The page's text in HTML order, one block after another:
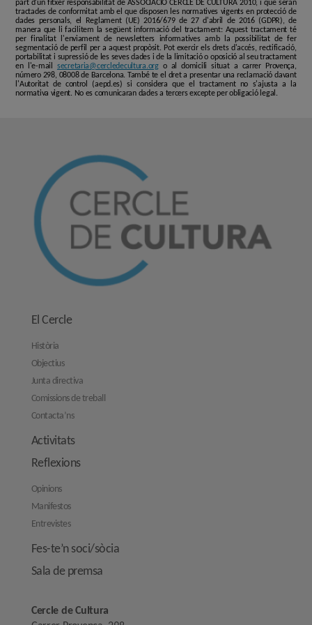
part d'un fitxer responsabilitat de ASSOCIACIÓ CERCLE DE CULTURA 2010, i que seran
tractades de conformitat amb el que disposen les normatives vigents en protecció de
dades personals, el Reglament (UE) 2016/679 de 27 d'abril de 2016 (GDPR), de
manera que li facilitem la següent informació del tractament: Aquest tractament té
per finalitat l'enviament de newsletters informatives amb la possibilitat de fer
segmentació de perfil per a aquest propòsit. Pot exercir els drets d'accés, rectificació,
portabilitat i supressió de les seves dades i de la limitació o oposició al seu tractament
en l'e-mail secretaria@cercledecultura.orgo al domicili situat a carrer Provença,
número 298, 08008 de Barcelona. També te el dret a presentar una reclamació davant
l'Autoritat de control (aepd.es) si considera que el tractament no s'ajusta a la
normativa vigent. No es comunicaran dades a tercers excepte per obligació legal.
El Cercle
Història
Objectius
Junta directiva
Comissions de treball
Contacta’ns
Activitats
Reflexions
Opinions
Manifestos
Entrevistes
Fes-te’n soci/sòcia
Sala de premsa
Cercle de Cultura